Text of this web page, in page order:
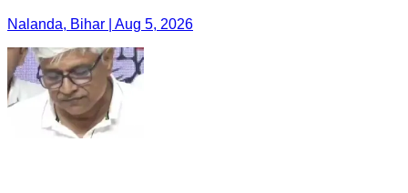
Nalanda, Bihar | Aug 5, 2026